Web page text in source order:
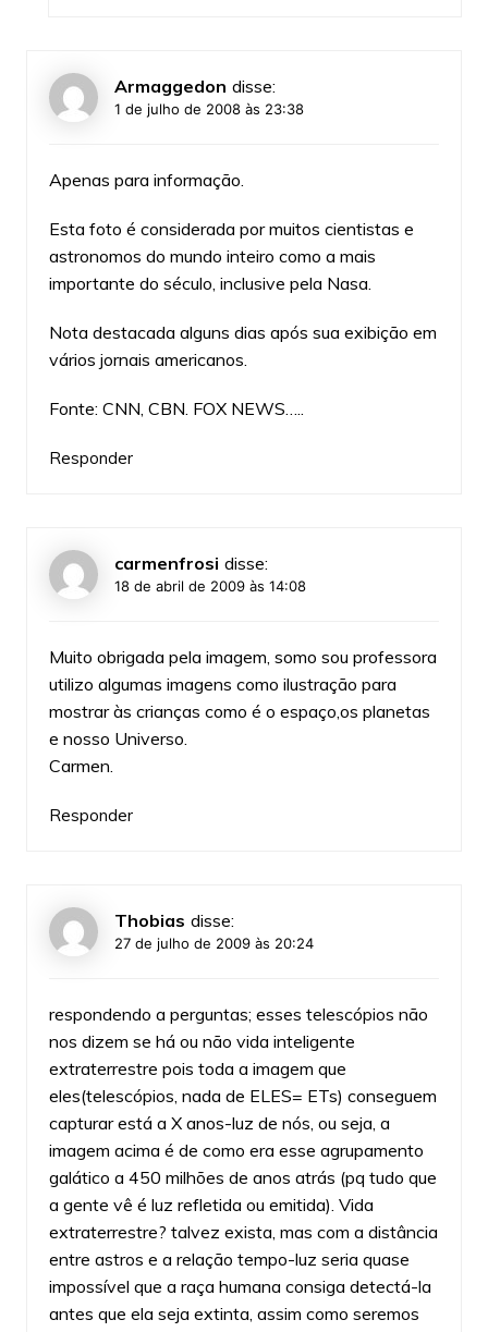
Armaggedon disse:
1 de julho de 2008 às 23:38
Apenas para informação.
Esta foto é considerada por muitos cientistas e
astronomos do mundo inteiro como a mais
importante do século, inclusive pela Nasa.
Nota destacada alguns dias após sua exibição em
vários jornais americanos.
Fonte: CNN, CBN. FOX NEWS…..
Responder
carmenfrosi disse:
18 de abril de 2009 às 14:08
Muito obrigada pela imagem, somo sou professora
utilizo algumas imagens como ilustração para
mostrar às crianças como é o espaço,os planetas
e nosso Universo.
Carmen.
Responder
Thobias disse:
27 de julho de 2009 às 20:24
respondendo a perguntas; esses telescópios não
nos dizem se há ou não vida inteligente
extraterrestre pois toda a imagem que
eles(telescópios, nada de ELES= ETs) conseguem
capturar está a X anos-luz de nós, ou seja, a
imagem acima é de como era esse agrupamento
galático a 450 milhões de anos atrás (pq tudo que
a gente vê é luz refletida ou emitida). Vida
extraterrestre? talvez exista, mas com a distância
entre astros e a relação tempo-luz seria quase
impossível que a raça humana consiga detectá-la
antes que ela seja extinta, assim como seremos